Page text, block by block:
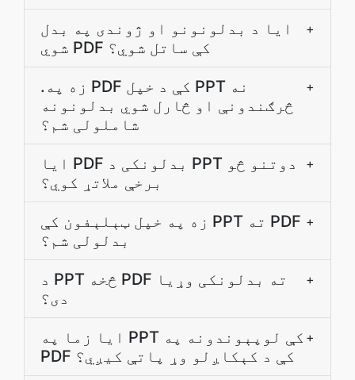
ایا د بدلونونو او ژوندی په بدل
شوي PDF کې ساتل شوي؟
+
.زه په PDF کې د خپل PPT نه
څرګندونې او څارل شوي بدلونونه
شاملولی شم؟
+
ایا PDF بدلونکی د PPT دوتنو څو
برخې ملاتړ کوي؟
+
زه په خپل ټېلېفون کې PPT ته PDF
بدلولی شم؟
+
د PPT څخه PDF ته بدلونکی وړیا
دی؟
+
ایا زما په PPT کې لوپېوندونه په
PDF کې د کېکاږلو وړ پاتې کيږي؟
+